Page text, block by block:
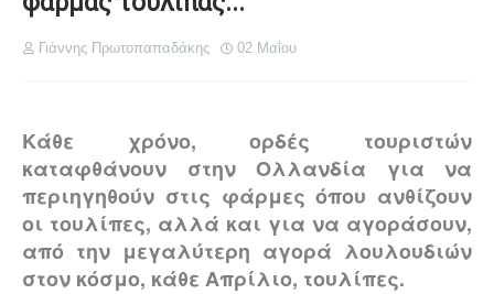
Γιάννης Πρωτοπαπαδάκης 02 Μαΐου
Κάθε χρόνο, ορδές τουριστών
καταφθάνουν στην Ολλανδία για να
περιηγηθούν στις φάρμες όπου ανθίζουν
οι τουλίπες, αλλά και για να αγοράσουν,
από την μεγαλύτερη αγορά λουλουδιών
στον κόσμο, κάθε Απρίλιο, τουλίπες.